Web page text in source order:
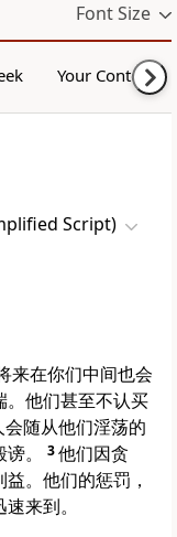
Font Size
Your Content
Script)
来在你们中间也会
。他们甚至不认买
会随从他们淫荡的
。
3他们因贪
。他们的惩罚，
来到。